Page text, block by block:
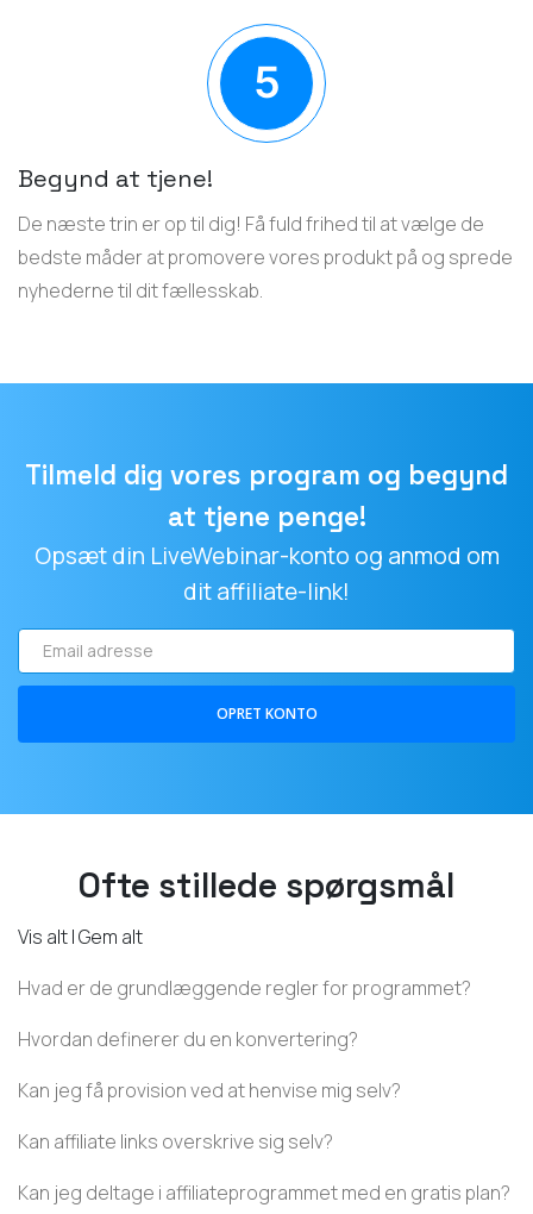
Begynd at tjene!
De næste trin er op til dig! Få fuld frihed til at vælge de
bedste måder at promovere vores produkt på og sprede
nyhederne til dit fællesskab.
Tilmeld dig vores program og begynd
at tjene penge!
Opsæt din LiveWebinar-konto og anmod om
dit affiliate-link!
Email
adresse
OPRET KONTO
Ofte stillede spørgsmål
Vis alt|Gem alt
Hvad er de grundlæggende regler for programmet?
Hvordan definerer du en konvertering?
Kan jeg få provision ved at henvise mig selv?
Kan affiliate links overskrive sig selv?
Kan jeg deltage i affiliateprogrammet med en gratis plan?